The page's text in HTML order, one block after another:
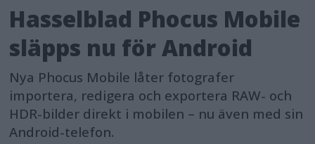
Hasselblad Phocus Mobile
släpps nu för Android
Nya Phocus Mobile låter fotografer
importera, redigera och exportera RAW- och
HDR-bilder direkt i mobilen – nu även med sin
Android-telefon.